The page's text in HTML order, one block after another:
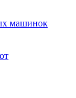
машинок